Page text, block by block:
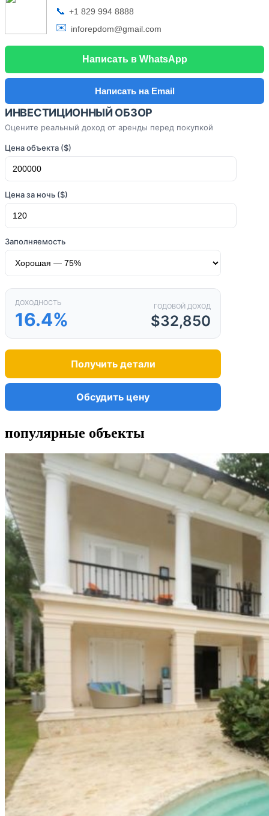
📞 +1 829 994 8888
✉️ inforepdom@gmail.com
Написать в WhatsApp
Написать на Email
ИНВЕСТИЦИОННЫЙ ОБЗОР
Оцените реальный доход от аренды перед покупкой
Цена объекта ($)
Цена за ночь ($)
Заполняемость
ДОХОДНОСТЬ
16.4%
ГОДОВОЙ ДОХОД
$32,850
Получить детали
Обсудить цену
популярные объекты